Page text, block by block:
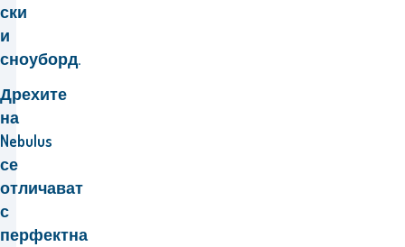
ски
и
сноуборд.
Дрехите
на
Nebulus
се
отличават
с
перфектна